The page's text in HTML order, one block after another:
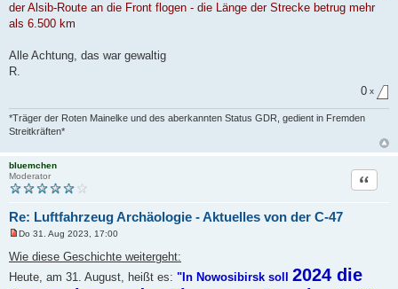
der Alsib-Route an die Front flogen - die Länge der Strecke betrug mehr
als 6.500 km
Alle Achtung, das war gewaltig
R.
0 x
*Träger der Roten Mainelke und des aberkannten Status GDR, gedient in Fremden
Streitkräften*
bluemchen
Moderator
Re: Luftfahrzeug Archäologie - Aktuelles von der C-47
Zitat
n
g
e
l
Do 31. Aug 2023, 17:00
Wie diese Geschichte weitergeht:
Heute, am 31. August, heißt es: "In Nowosibirsk soll 2024 die